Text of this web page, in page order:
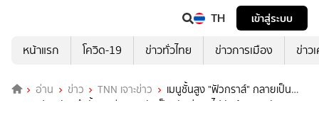
TH
เข้าสู่ระบบ
หน้าแรก
โควิด-19 ข่าวทั่วไทย ข่าวการเมือง ข่าว
อ่าน ข่าว TNN เจาะข่าว
เมนูชั้นสูง "ฟัวกราส์" กลายเป็น
อาหารประหยัด ถึงขั้นคนจีนเอา "ตับเป็ด-ตับห่าน" ไปผัดข้าว-กินกับชาบู